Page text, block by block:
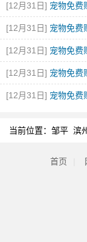
[12月31日] 宠物免费
[12月31日] 宠物免费
[12月31日] 宠物免费
[12月31日] 宠物免费
[12月31日] 宠物免费
当前位置： 邹平 滨
首页